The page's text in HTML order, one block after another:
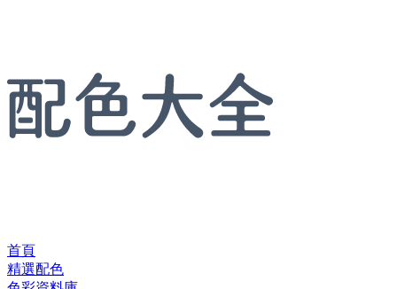
首頁
精選配色